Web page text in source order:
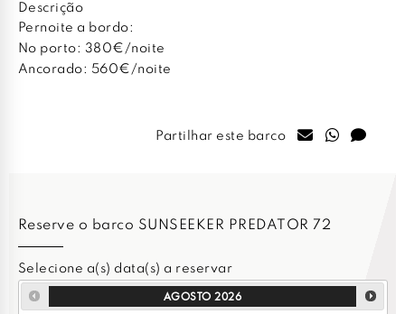
Descrição
Pernoite a bordo:
No porto: 380€/noite
Ancorado: 560€/noite
Partilhar este barco
Reserve o barco SUNSEEKER PREDATOR 72
Selecione a(s) data(s) a reservar
AGOSTO 2026